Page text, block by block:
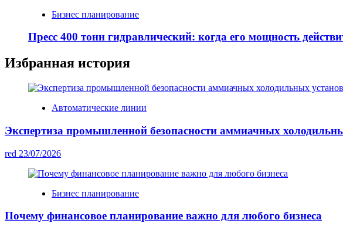
Бизнес планирование
Пресс 400 тонн гидравлический: когда его мощность
Избранная история
Автоматические линии
Экспертиза промышленной безопасности аммиачных
red 23/07/2026
Бизнес планирование
Почему финансовое планирование важно для любого бизнеса